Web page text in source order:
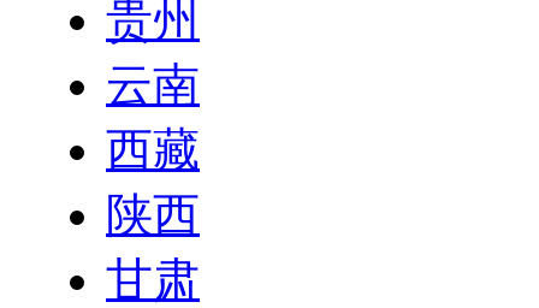
贵州
云南
西藏
陕西
甘肃